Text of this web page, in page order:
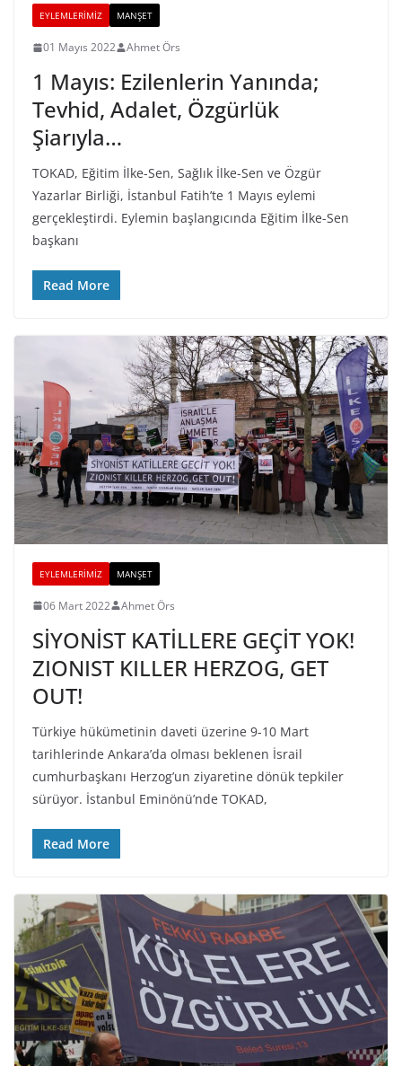
EYLEMLERIMIZ MANŞET
01 Mayıs 2022 Ahmet Örs
1 Mayıs: Ezilenlerin Yanında;
Tevhid, Adalet, Özgürlük
Şiarıyla…
TOKAD, Eğitim İlke-Sen, Sağlık İlke-Sen ve Özgür
Yazarlar Birliği, İstanbul Fatih’te 1 Mayıs eylemi
gerçekleştirdi. Eylemin başlangıcında Eğitim İlke-Sen
başkanı
Read More
EYLEMLERIMIZ MANŞET
06 Mart 2022 Ahmet Örs
SİYONİST KATİLLERE GEÇİT YOK!
ZIONIST KILLER HERZOG, GET
OUT!
Türkiye hükümetinin daveti üzerine 9-10 Mart
tarihlerinde Ankara’da olması beklenen İsrail
cumhurbaşkanı Herzog’un ziyaretine dönük tepkiler
sürüyor. İstanbul Eminönü’nde TOKAD,
Read More